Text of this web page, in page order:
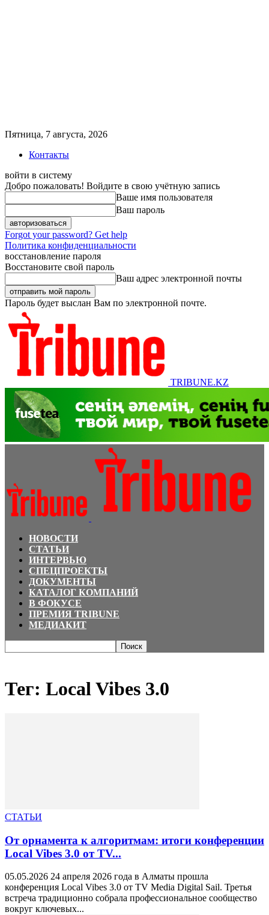
Пятница, 7 августа, 2026
Контакты
войти в систему
Добро пожаловать! Войдите в свою учётную запись
Ваше имя пользователя
Ваш пароль
Forgot your password? Get help
Политика конфиденциальности
восстановление пароля
Восстановите свой пароль
Ваш адрес электронной почты
Пароль будет выслан Вам по электронной почте.
TRIBUNE.KZ
НОВОСТИ
СТАТЬИ
ИНТЕРВЬЮ
СПЕЦПРОЕКТЫ
ДОКУМЕНТЫ
КАТАЛОГ КОМПАНИЙ
В ФОКУСЕ
ПРЕМИЯ TRIBUNE
МЕДИАКИТ
Тег: Local Vibes 3.0
СТАТЬИ
От орнамента к алгоритмам: итоги конференции
Local Vibes 3.0 от TV...
05.05.2026 24 апреля 2026 года в Алматы прошла
конференция Local Vibes 3.0 от TV Media Digital Sail. Третья
встреча традиционно собрала профессиональное сообщество
вокруг ключевых...